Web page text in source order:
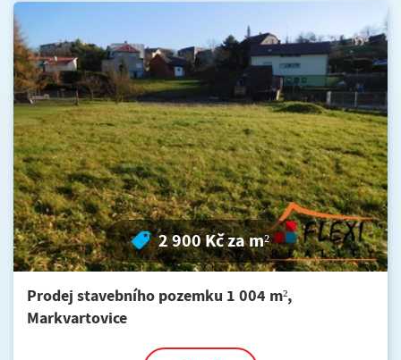
2 900 Kč za m²
Prodej stavebního pozemku 1 004 m²,
Markvartovice